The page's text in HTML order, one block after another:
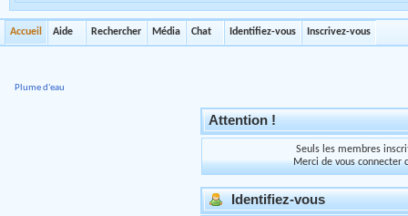
Accueil Aide Rechercher Média Chat Identifiez-vous Inscrivez-vous
Plume d'eau
Attention !
Seuls les membres
Merci de vous connecter
Identifiez-vous